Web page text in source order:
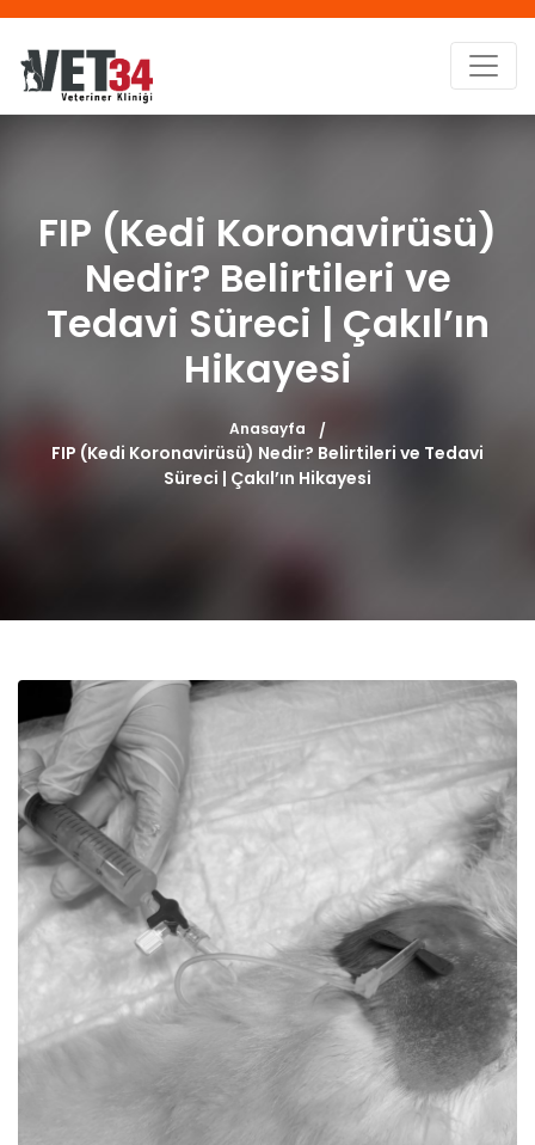
FIP (Kedi Koronavirüsü)
Nedir? Belirtileri ve
Tedavi Süreci | Çakıl’ın
Hikayesi
Anasayfa
FIP (Kedi Koronavirüsü) Nedir? Belirtileri ve Tedavi
Süreci | Çakıl’ın Hikayesi